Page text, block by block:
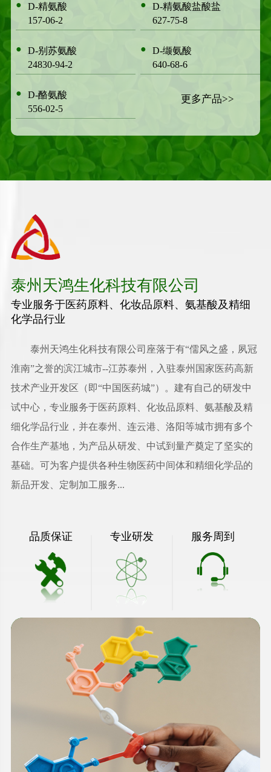
●
D-精氨酸
157-06-2
●
D-精氨酸盐酸盐
627-75-8
●
D-别苏氨酸
24830-94-2
●
D-缬氨酸
640-68-6
●
D-酪氨酸
556-02-5
更多产品>>
泰州天鸿生化科技有限公司
专业服务于医药原料、化妆品原料、氨基酸及精细
化学品行业
泰州天鸿生化科技有限公司 座落于有“儒风之盛，夙冠
淮南”之誉的滨江城市--江苏泰州，入驻泰州国家医药高新
技术产业开发区（即“中国医药城”）。建有自己的研发中
试中心，专业服务于医药原料、化妆品原料、氨基酸及精
细化学品行业，并在泰州、连云港、洛阳等城市拥有多个
合作生产基地，为产品从研发、中试到量产奠定了坚实的
基础。可为客户提供各种生物医药中间体和精细化学品的
新品开发、定制加工服务...
品质保证 专业研发 服务周到